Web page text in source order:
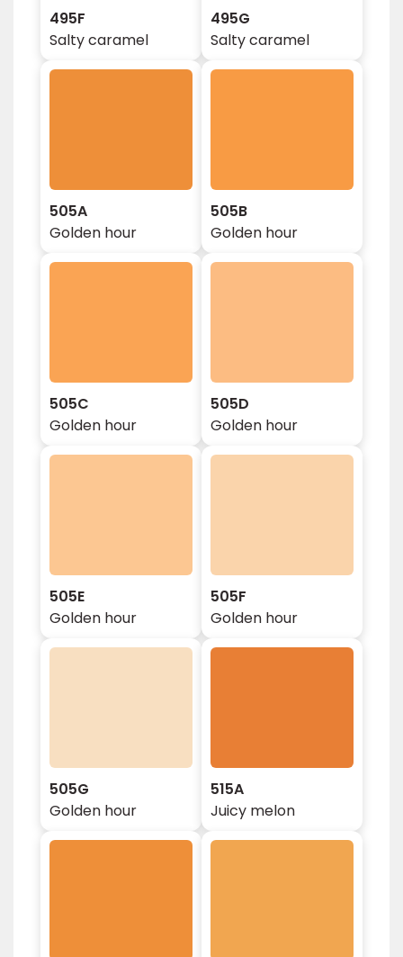
495F
Salty caramel
495G
Salty caramel
505A
Golden hour
505B
Golden hour
505C
Golden hour
505D
Golden hour
505E
Golden hour
505F
Golden hour
505G
Golden hour
515A
Juicy melon